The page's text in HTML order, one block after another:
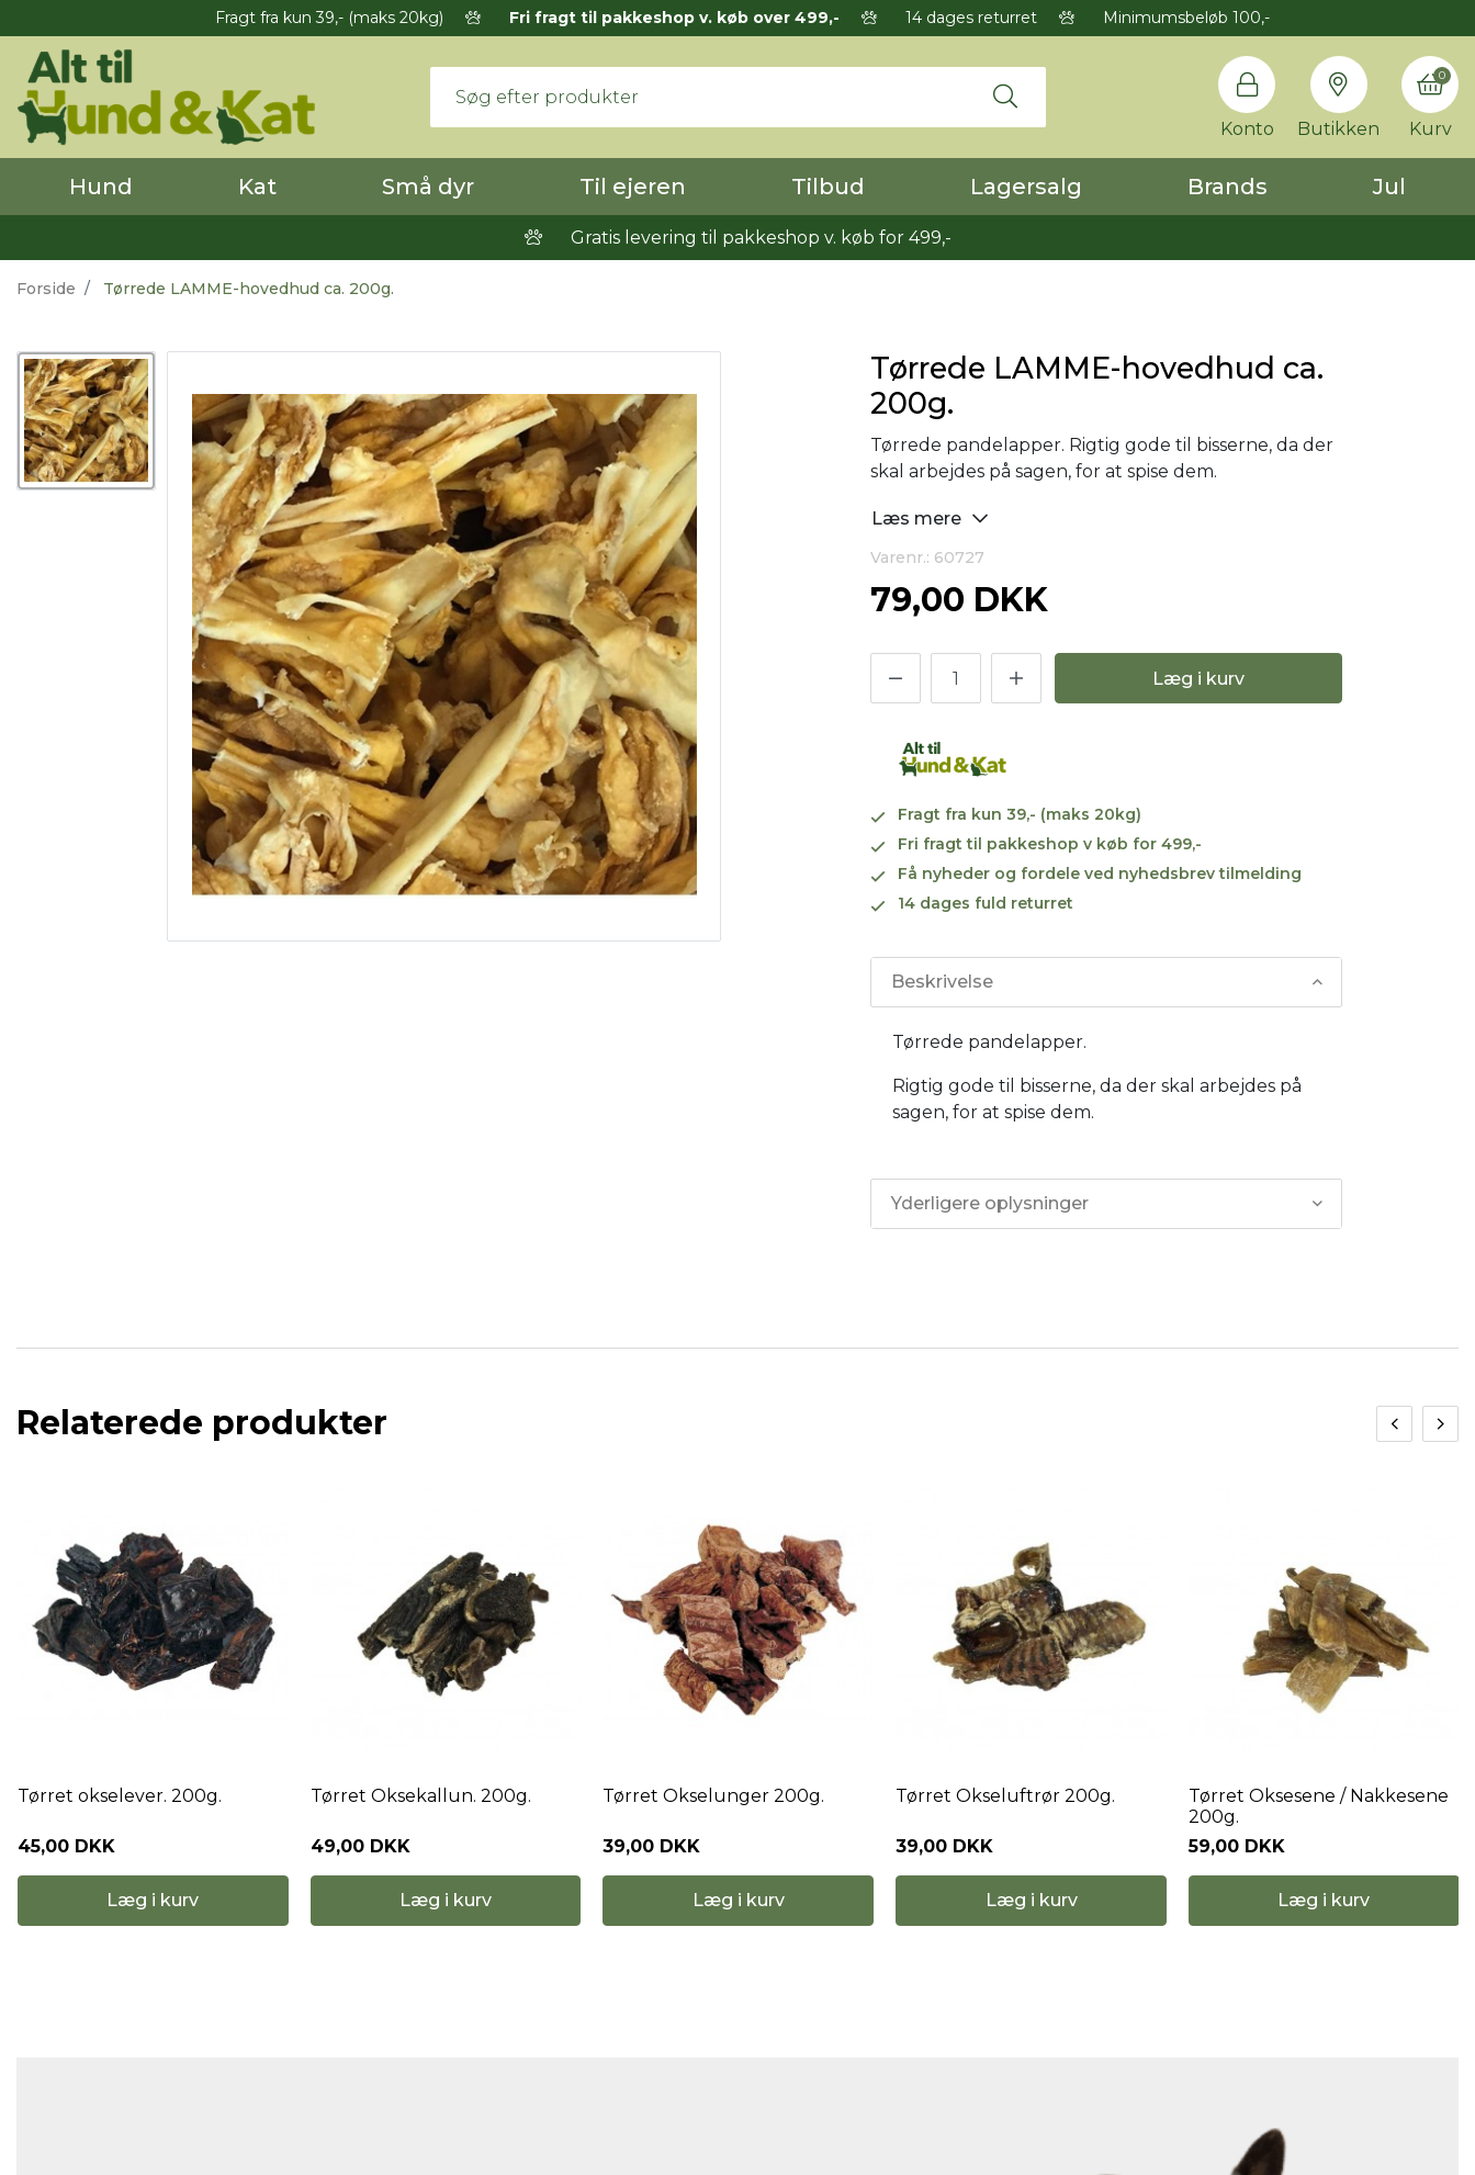
Fragt fra kun 39,- (maks 20kg) Fri fragt til pakkeshop v. køb over 499,- 14 dages returret Minimumsbeløb 100,-
Konto Butikken Kurv
0
Hund Kat Små dyr Til ejeren Tilbud Lagersalg Brands Jul
Gratis levering til pakkeshop v. køb for 499,-
Forside Tørrede LAMME-hovedhud ca. 200g.
Tørrede LAMME-hovedhud ca.
200g.
Tørrede pandelapper. Rigtig gode til bisserne, da der
skal arbejdes på sagen, for at spise dem.
Læs mere
Varenr.: 60727
79,00 DKK
Læg i kurv
Fragt fra kun 39,- (maks 20kg)
Fri fragt til pakkeshop v køb for 499,-
Få nyheder og fordele ved nyhedsbrev tilmelding
14 dages fuld returret
Beskrivelse
Tørrede pandelapper.
Rigtig gode til bisserne, da der skal arbejdes på
sagen, for at spise dem.
Yderligere oplysninger
Relaterede produkter
Tørret okselever. 200g.
45,00 DKK
Læg i kurv
Tørret Oksekallun. 200g.
49,00 DKK
Læg i kurv
Tørret Okselunger 200g.
39,00 DKK
Læg i kurv
Tørret Okseluftrør 200g.
39,00 DKK
Læg i kurv
Tørret Oksesene / Nakkesene
200g.
59,00 DKK
Læg i kurv